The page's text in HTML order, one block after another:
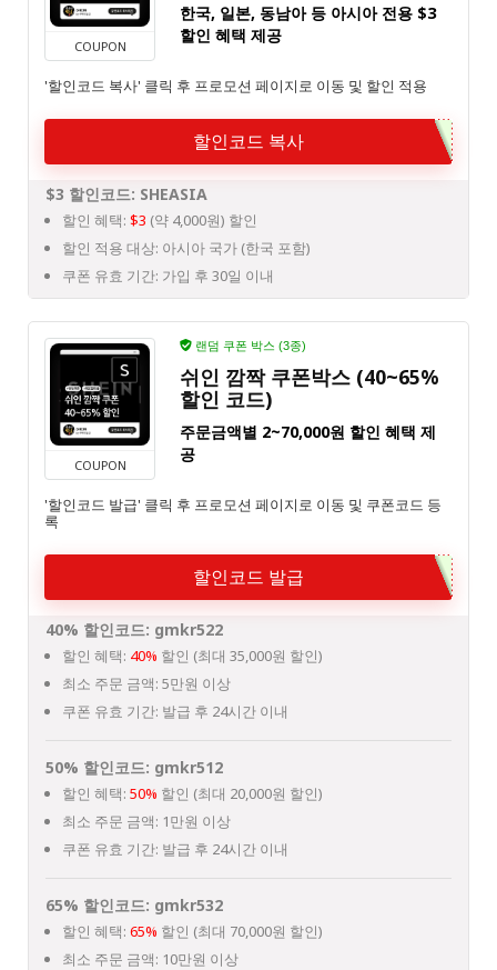
COUPON
한국, 일본, 동남아 등 아시아 전용 $3
할인 혜택 제공
'할인코드 복사' 클릭 후 프로모션 페이지로 이동 및 할인 적용
할인코드 복사
$3 할인코드: SHEASIA
할인 혜택: $3 (약 4,000원) 할인
할인 적용 대상: 아시아 국가 (한국 포함)
쿠폰 유효 기간: 가입 후 30일 이내
COUPON
랜덤 쿠폰 박스 (3종)
쉬인 깜짝 쿠폰박스 (40~65%
할인 코드)
주문금액별 2~70,000원 할인 혜택 제
공
'할인코드 발급' 클릭 후 프로모션 페이지로 이동 및 쿠폰코드 등
록
할인코드 발급
40% 할인코드: gmkr522
할인 혜택: 40% 할인 (최대 35,000원 할인)
최소 주문 금액: 5만원 이상
쿠폰 유효 기간: 발급 후 24시간 이내
50% 할인코드: gmkr512
할인 혜택: 50% 할인 (최대 20,000원 할인)
최소 주문 금액: 1만원 이상
쿠폰 유효 기간: 발급 후 24시간 이내
65% 할인코드: gmkr532
할인 혜택: 65% 할인 (최대 70,000원 할인)
최소 주문 금액: 10만원 이상